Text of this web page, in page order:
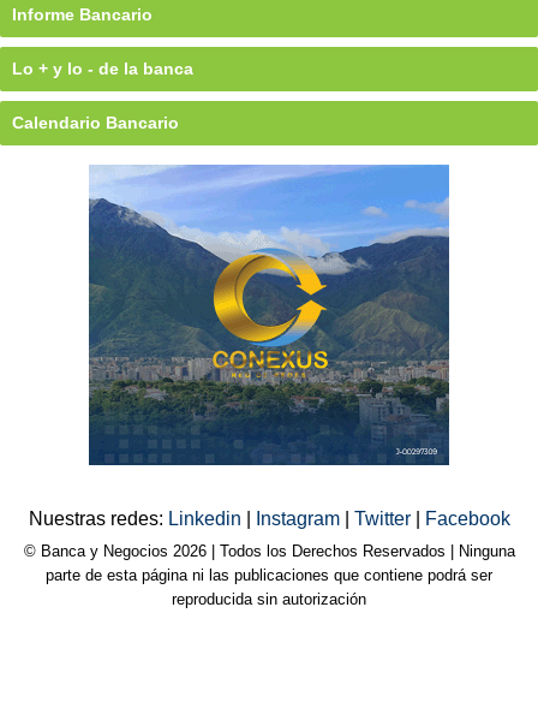
Informe Bancario
Lo + y lo - de la banca
Calendario Bancario
Nuestras redes: Linkedin Instagram Twitter Facebook
© Banca y Negocios 2026 | Todos los Derechos Reservados | Ninguna
parte de esta página ni las publicaciones que contiene podrá ser
reproducida sin autorización